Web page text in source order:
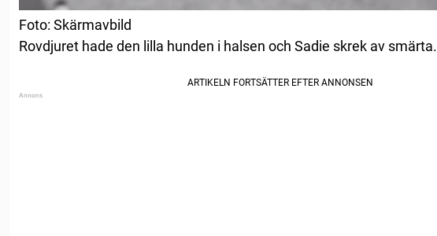
Foto: Skärmavbild
Rovdjuret hade den lilla hunden i halsen och Sadie skrek av smärta.